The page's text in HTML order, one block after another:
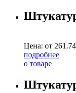
Цена: от 261.74
подробнее
о товаре